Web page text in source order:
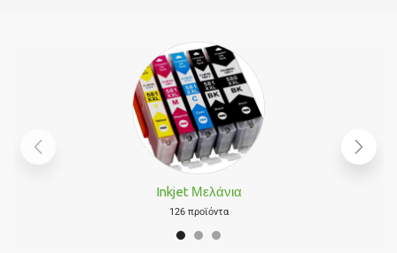
Inkjet Μελάνια
126 προϊόντα